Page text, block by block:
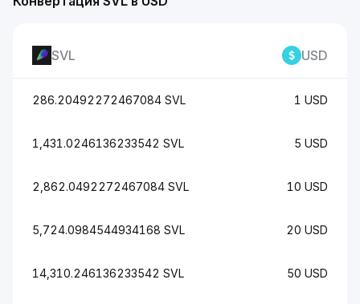
SVL USD
286.20492272467084 SVL 1 USD
1,431.0246136233542 SVL 5 USD
2,862.0492272467084 SVL 10 USD
5,724.0984544934168 SVL 20 USD
14,310.246136233542 SVL 50 USD